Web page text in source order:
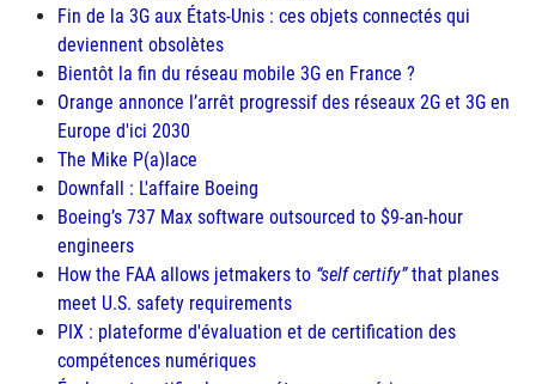
Fin de la 3G aux États-Unis : ces objets connectés qui
deviennent obsolètes
Bientôt la fin du réseau mobile 3G en France ?
Orange annonce l’arrêt progressif des réseaux 2G et 3G en
Europe d'ici 2030
The Mike P(a)lace
Downfall : L'affaire Boeing
Boeing’s 737 Max software outsourced to $9-an-hour
engineers
How the FAA allows jetmakers to self certify that planes
meet U.S. safety requirements
PIX : plateforme d'évaluation et de certification des
compétences numériques